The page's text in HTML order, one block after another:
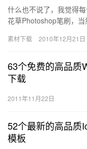
什么也不说了，我觉得
花草Photoshop笔刷，当
素材下载 2010年12月21日
63个免费的高品质
下载
2011年11月22日
52个最新的高品质
模板